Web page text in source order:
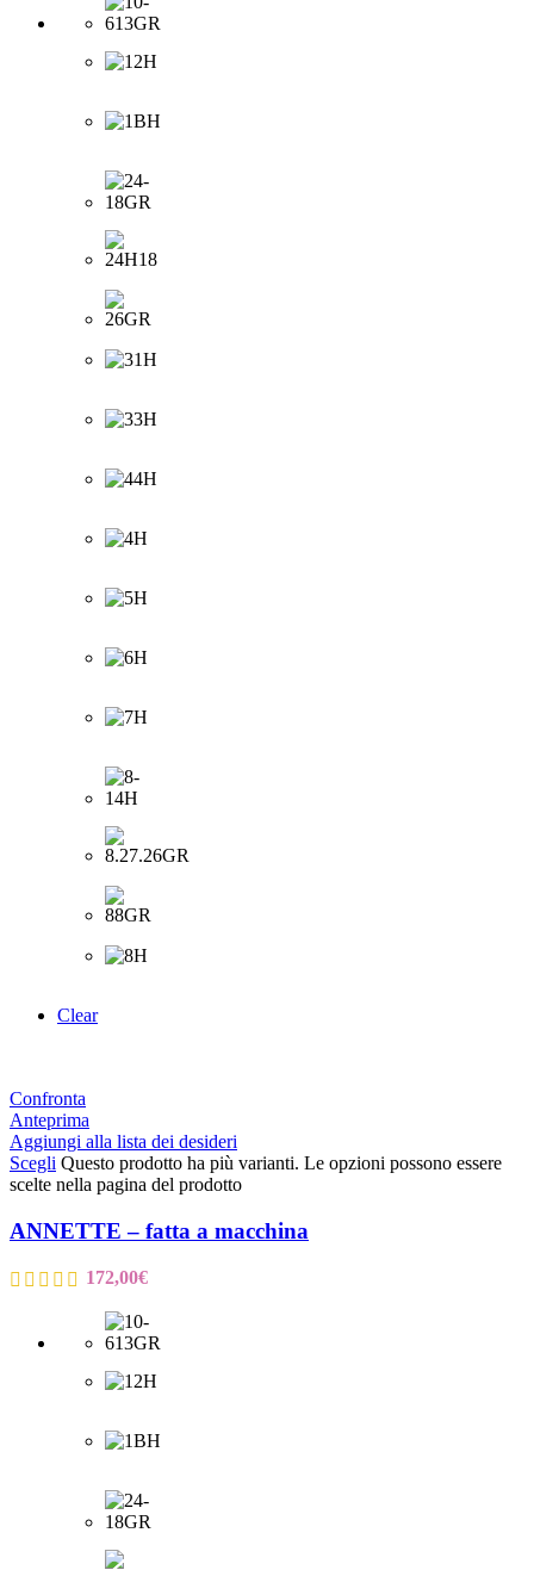
Clear
Confronta
Anteprima
Aggiungi alla lista dei desideri
Scegli Questo prodotto ha più varianti. Le opzioni possono essere
scelte nella pagina del prodotto
ANNETTE – fatta a macchina
172,00€